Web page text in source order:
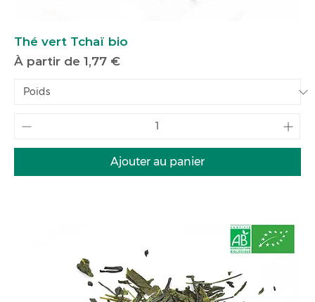
Thé vert Tchaï bio
À partir de 1,77 €
Prix promotionnel
Ajouter au panier